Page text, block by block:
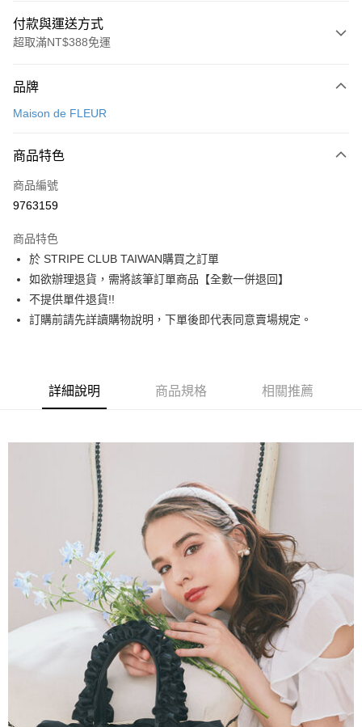
付款與運送方式
超取滿NT$388免運
信用卡一次付款
3 期 0 利率 每期
合作金庫商業銀行
上海商業儲蓄銀行
臺灣中小企業銀行
匯豐（台灣）商業銀行
華泰商業銀行
聯邦商業銀行
遠東國際商業銀行
元大商業銀行
玉山商業銀行
星展（台灣）商業銀行
超商取貨付款
LINE Pay
Apple Pay
街口支付
悠遊付
相關說明
【大哥付你分期使用說明】
流程，驗證手機門號後，選擇欲分期的期數、繳款截止日，確認付款後即完
3.實際核准額度、可分期數及費用金額請依後續交易確認頁面所載為準。
4.訂單成立30分鐘內，如未前往確認交易或遇審核未通過，訂單將自動取
消。如遇「轉專審核」未通過狀況，表示未達大哥付你分期系統評分，恕無
法說明評估內容。
【繳款方式說明】
1.分期款項不併入電信帳單，「大哥付你分期」於每月結算日後寄送繳費提
2.透過簡訊連結打開帳單後，可選擇「超商條碼／台灣大直營門市／銀行轉
帳／街口支付／iPASS MONEY」等通路繳費。
【注意事項】
1.本服務係由「台灣大哥大股份有限公司」（以下簡稱本公司）所提供，讓
用戶於交易時，得透過本服務購買商品或服務，並由商店將買賣／分期付款
買賣價金債權讓與本公司後，依約使用本公司帳單繳交帳款。
2.基於同意付款使用「大哥付你分期」之契約關係目的，商店將以您的個人
資料（包含姓名、電話或地址）提供予台灣大哥大進項蒐集、處理及利用，
由本公司與您本人進行分期帳單所需資料之確認、核對及更正。
3.完整用戶服務條款，請詳閱以下連結：https://oppay.tw/userRule
AFTEE先享後付
【關於「AFTEE先享後付」】
AFTEE先享後付是「在收到商品之後才付款」的支付方式。 讓您購物簡單
１．簡單：不需註冊會員、不需綁卡、不需儲值。
２．便利：只要手機號碼，簡訊認證，即可結帳。
３．安心：先確認商品／服務後，再付款。
【「AFTEE先享後付」結帳流程】
１．於結帳方式選擇「AFTEE先享後付」後，將跳轉至「AFTEE先享後付」
結帳頁面，進行簡訊認證並確認金額後，即可完成結帳。
２．訂單成立數日內，您將收到繳費通知簡訊。
３．收到繳費通知簡訊後14天內，點擊此簡訊中的連結，可透過四大超商／
ATM／網路銀行／等多元方式進行付款，方視為交易完成。
※ 請注意：結帳手續完成當下不需立刻繳費，但若您需要取消訂單，請聯絡
購買商品的店家。未經商家同意取消之訂單仍視為有效，需透過AFTEE先享
後付繳納相關費用。
※ 交易是否成功請以「AFTEE先享後付 」之結帳頁面顯示為準，若有關於
是否繳費成功／繳費後需取消欲退款等相關疑問，請聯繫「AFTEE先享後付
客戶支援中心」 https://netprotections.freshdesk.com/support/home
每筆NT$60，滿NT$388(含以上)免運費
全家純取貨
每筆NT$60，滿NT$388(含以上)免運費
萊爾富取貨付款
每筆NT$60，滿NT$888(含以上)免運費
每筆NT$60，滿NT$888(含以上)免運費
品牌
Maison de FLEUR
商品特色
商品編號
9763159
商品特色
於 STRIPE CLUB TAIWAN購買之訂單
如欲辦理退貨，需將該筆訂單商品【全數一併退回】
不提供單件退貨!!
訂購前請先詳讀購物說明，下單後即代表同意賣場規定。
詳細說明 商品規格 相關推薦